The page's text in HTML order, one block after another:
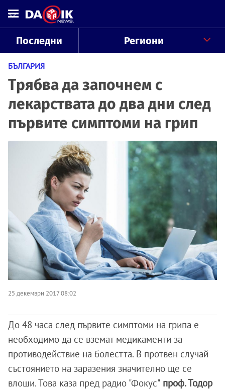
Последни Региони
БЪЛГАРИЯ
Трябва да започнем с
лекарствата до два дни след
първите симптоми на грип
25 декември 2017 08:02
До 48 часа след първите симптоми на грипа е
необходимо да се вземат медикаменти за
противодействие на болестта. В протвен случай
състоянието на заразения значително ще се
влоши. Това каза пред радио "Фокус" проф. Тодор